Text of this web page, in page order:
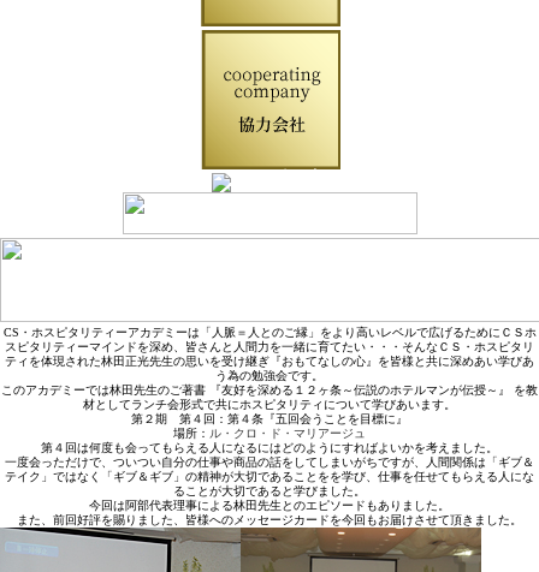
CS・ホスピタリティーアカデミーは「人脈＝人とのご縁」をより高いレベルで広げるためにＣＳホ
スピタリティーマインドを深め、皆さんと人間力を一緒に育てたい・・・そんなＣＳ・ホスピタリ
ティを体現された林田正光先生の思いを受け継ぎ『おもてなしの心』を皆様と共に深めあい学びあ
う為の勉強会です。
このアカデミーでは林田先生のご著書 『友好を深める１２ヶ条～伝説のホテルマンが伝授～』 を教
材としてランチ会形式で共にホスピタリティについて学びあいます。
第２期 第４回：第４条『五回会うことを目標に』
場所： ル・クロ・ド・マリアージュ
第４回は何度も会ってもらえる人になるにはどのようにすればよいかを考えました。
一度会っただけで、ついつい自分の仕事や商品の話をしてしまいがちですが、人間関係は「ギブ＆
テイク」ではなく「ギブ＆ギブ」の精神が大切であることをを学び、仕事を任せてもらえる人にな
ることが大切であると学びました。
今回は阿部代表理事による林田先生とのエピソードもありました。
また、前回好評を賜りました、皆様へのメッセージカードを今回もお届けさせて頂きました。